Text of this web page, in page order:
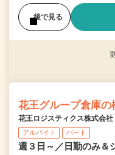
後で見る
花王グループ倉庫の
花王ロジスティクス株式会
アルバイト パート
週３日～／日勤のみ＆